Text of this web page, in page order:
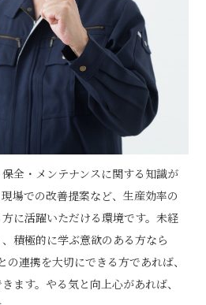
全・メンテナンスに関する知識が
場での改善提案など、生産効率の
に活躍いただける環境です。未経
積極的に学ぶ意欲のある方なら
連携を大切にできる方であれば、
ます。やる気と向上心があれば、